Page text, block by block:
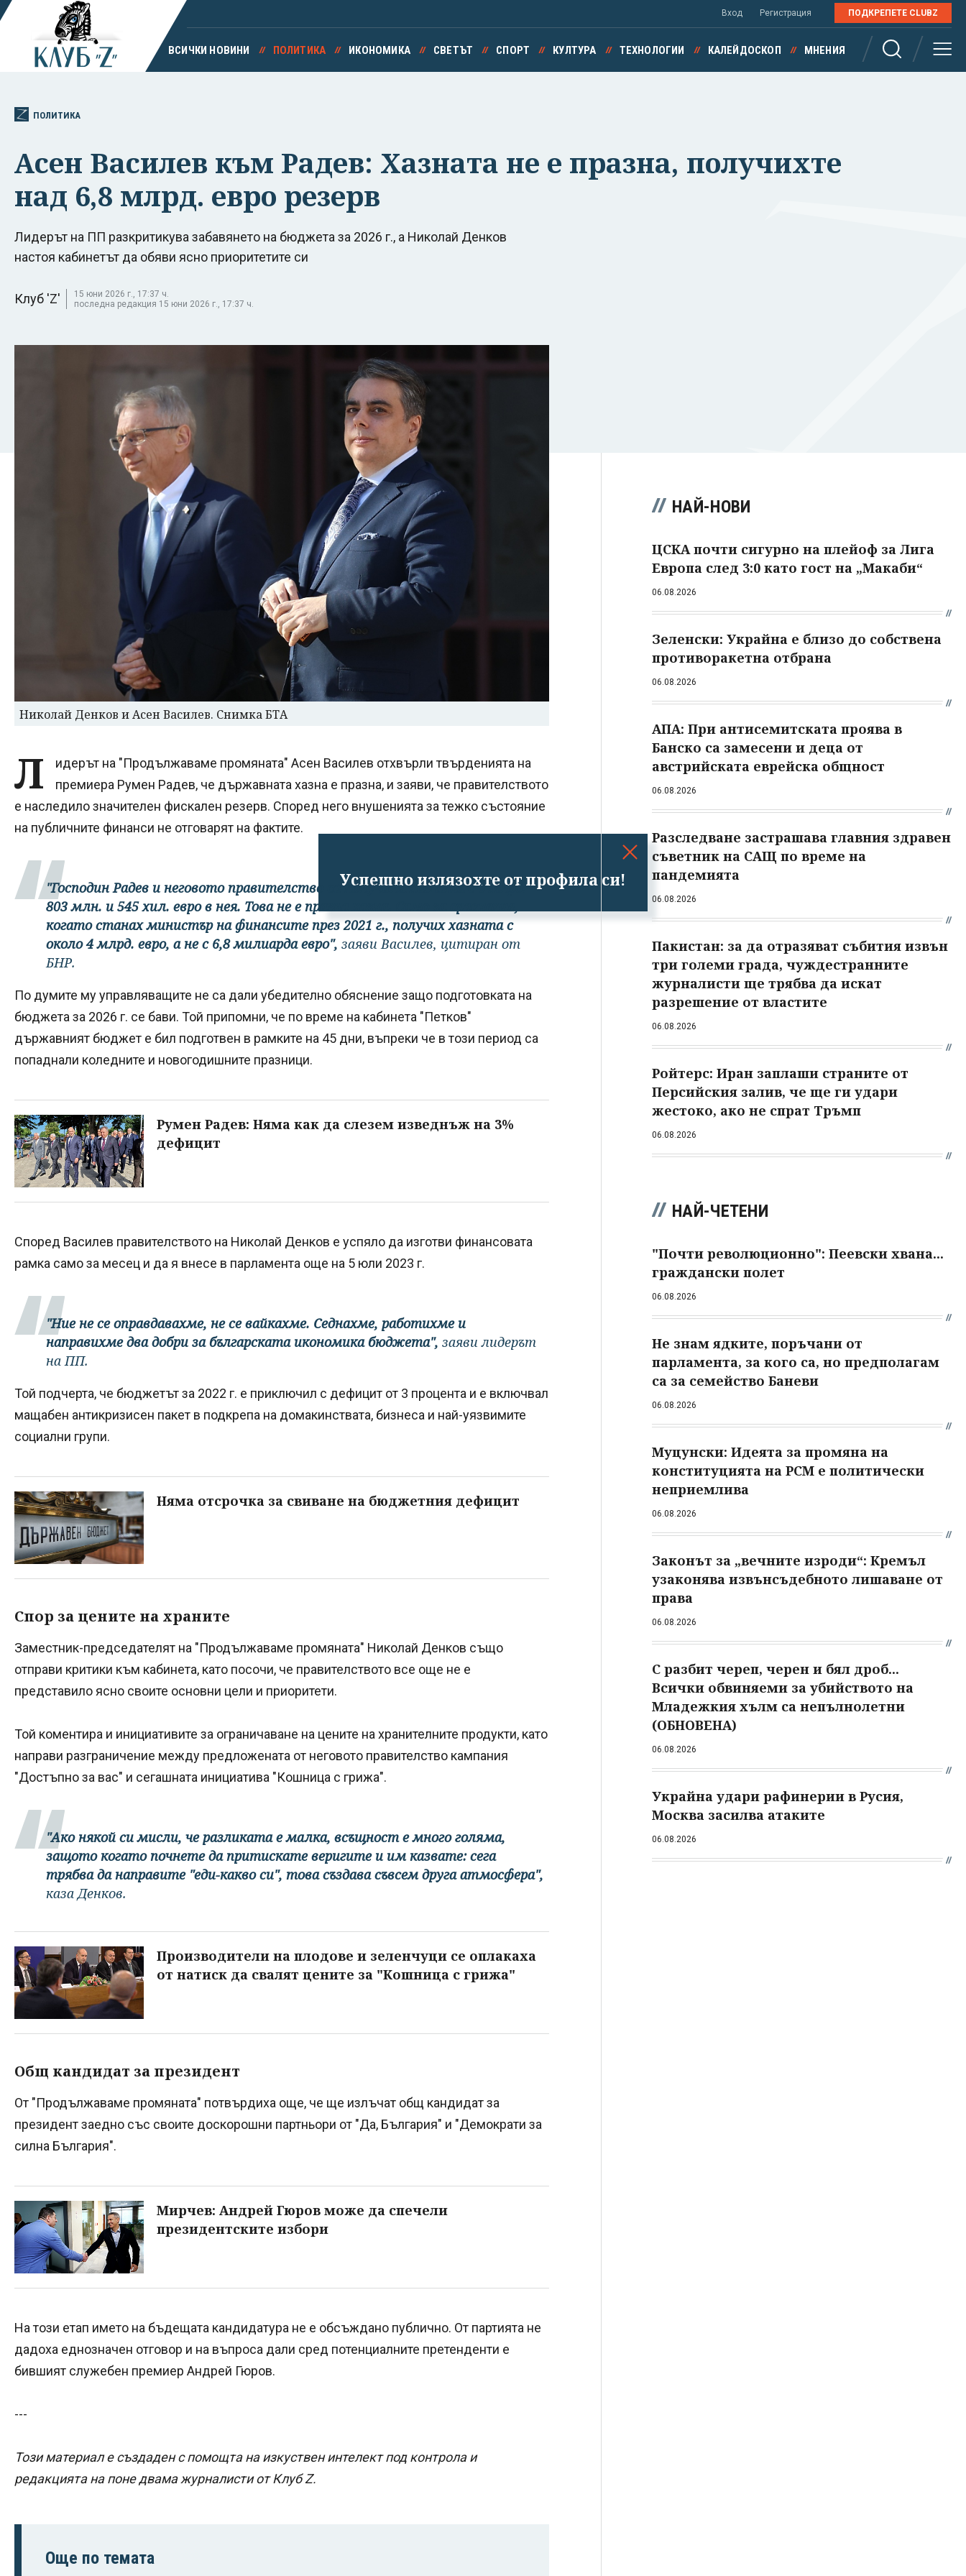
Успешно излязохте от профила си!
Вход Регистрация ПОДКРЕПЕТЕ CLUBZ
ВСИЧКИ НОВИНИ ПОЛИТИКА ИКОНОМИКА СВЕТЪТ СПОРТ КУЛТУРА ТЕХНОЛОГИИ КАЛЕЙДОСКОП МНЕНИЯ
ПОЛИТИКА
Асен Василев към Радев: Хазната не е празна, получихте
над 6,8 млрд. евро резерв
Лидерът на ПП разкритикува забавянето на бюджета за 2026 г., а Николай Денков
настоя кабинетът да обяви ясно приоритетите си
Клуб 'Z'
15 юни 2026 г., 17:37 ч.
последна редакция 15 юни 2026 г., 17:37 ч.
Николай Денков и Асен Василев. Снимка БТА
Л
идерът на "Продължаваме промяната" Асен Василев отхвърли твърденията на
премиера Румен Радев, че държавната хазна е празна, и заяви, че правителството
е наследило значителен фискален резерв. Според него внушенията за тежко състояние
на публичните финанси не отговарят на фактите.
"Господин Радев и неговото правителство са получили хазната с 6 млрд.
803 млн. и 545 хил. евро в нея. Това не е празна хазна. Само за сравнение,
когато станах министър на финансите през 2021 г., получих хазната с
около 4 млрд. евро, а не с 6,8 милиарда евро", заяви Василев, цитиран от
БНР.
По думите му управляващите не са дали убедително обяснение защо подготовката на
бюджета за 2026 г. се бави. Той припомни, че по време на кабинета "Петков"
държавният бюджет е бил подготвен в рамките на 45 дни, въпреки че в този период са
попаднали коледните и новогодишните празници.
Румен Радев: Няма как да слезем изведнъж на 3%
дефицит
Според Василев правителството на Николай Денков е успяло да изготви финансовата
рамка само за месец и да я внесе в парламента още на 5 юли 2023 г.
"Ние не се оправдавахме, не се вайкахме. Седнахме, работихме и
направихме два добри за българската икономика бюджета", заяви лидерът
на ПП.
Той подчерта, че бюджетът за 2022 г. е приключил с дефицит от 3 процента и е включвал
мащабен антикризисен пакет в подкрепа на домакинствата, бизнеса и най-уязвимите
социални групи.
Няма отсрочка за свиване на бюджетния дефицит
Спор за цените на храните
Заместник-председателят на "Продължаваме промяната" Николай Денков също
отправи критики към кабинета, като посочи, че правителството все още не е
представило ясно своите основни цели и приоритети.
Той коментира и инициативите за ограничаване на цените на хранителните продукти, като
направи разграничение между предложената от неговото правителство кампания
"Достъпно за вас" и сегашната инициатива "Кошница с грижа".
"Ако някой си мисли, че разликата е малка, всъщност е много голяма,
защото когато почнете да притискате веригите и им казвате: сега
трябва да направите "еди-какво си", това създава съвсем друга атмосфера",
каза Денков.
Производители на плодове и зеленчуци се оплакаха
от натиск да свалят цените за "Кошница с грижа"
Общ кандидат за президент
От "Продължаваме промяната" потвърдиха още, че ще излъчат общ кандидат за
президент заедно със своите доскорошни партньори от "Да, България" и "Демократи за
силна България".
Мирчев: Андрей Гюров може да спечели
президентските избори
На този етап името на бъдещата кандидатура не е обсъждано публично. От партията не
дадоха еднозначен отговор и на въпроса дали сред потенциалните претенденти е
бившият служебен премиер Андрей Гюров.
---
Този материал е създаден с помощта на изкуствен интелект под контрола и
редакцията на поне двама журналисти от Клуб Z.
Още по темата
НАЙ-НОВИ
ЦСКА почти сигурно на плейоф за Лига
Европа след 3:0 като гост на „Макаби“
06.08.2026
Зеленски: Украйна е близо до собствена
противоракетна отбрана
06.08.2026
АПА: При антисемитската проява в
Банско са замесени и деца от
австрийската еврейска общност
06.08.2026
Разследване застрашава главния здравен
съветник на САЩ по време на
пандемията
06.08.2026
Пакистан: за да отразяват събития извън
три големи града, чуждестранните
журналисти ще трябва да искат
разрешение от властите
06.08.2026
Ройтерс: Иран заплаши страните от
Персийския залив, че ще ги удари
жестоко, ако не спрат Тръмп
06.08.2026
НАЙ-ЧЕТЕНИ
"Почти революционно": Пеевски хвана...
граждански полет
06.08.2026
Не знам ядките, поръчани от
парламента, за кого са, но предполагам
са за семейство Баневи
06.08.2026
Муцунски: Идеята за промяна на
конституцията на РСМ е политически
неприемлива
06.08.2026
Законът за „вечните изроди“: Кремъл
узаконява извънсъдебното лишаване от
права
06.08.2026
С разбит череп, черен и бял дроб...
Всички обвиняеми за убийството на
Младежкия хълм са непълнолетни
(ОБНОВЕНА)
06.08.2026
Украйна удари рафинерии в Русия,
Москва засилва атаките
06.08.2026